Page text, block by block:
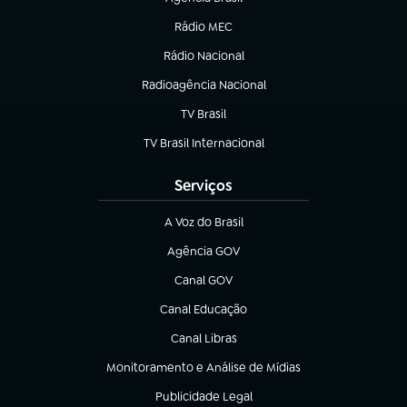
(abre em nova aba)
Rádio MEC
(abre em nova aba)
Rádio Nacional
Radioagência Nacional
(abre em nova aba)
TV Brasil
(abre em nova aba)
TV Brasil Internacional
(abre em nova aba)
Serviços
A Voz do Brasil
(abre em nova aba)
Agência GOV
(abre em nova aba)
Canal GOV
(abre em nova aba)
Canal Educação
(abre em nova aba)
Canal Libras
(abre em nova aba)
Monitoramento e Análise de Mídias
(abre em nova aba)
Publicidade Legal
(abre em nova aba)